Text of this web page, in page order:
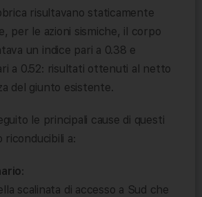
risultavano staticamente
per le azioni sismiche, il corpo
un indice pari a 0.38 e
a 0.52: risultati ottenuti al netto
del giunto esistente.
le principali cause di questi
riconducibili a:
:
scalinata di accesso a Sud che